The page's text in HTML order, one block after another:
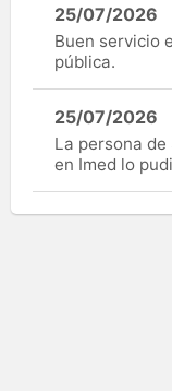
25/07/2026
Buen servicio
pública.
25/07/2026
La persona
en Imed lo